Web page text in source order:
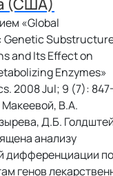
«Global
Genetic
and Its Effect on
Enzymes»
2008 Jul; 9 (7):
В.А.
Д.Б.
анализу
дифференциации по
генов